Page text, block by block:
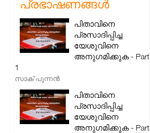
പ്രഭാഷണങ്ങൾ
പിതാവിനെ
പ്രസാദിപ്പിച്ച
യേശുവിനെ
അനുഗമിക്കുക - Part
1
സാക് പുന്നൻ
പിതാവിനെ
പ്രസാദിപ്പിച്ച
യേശുവിനെ
അനുഗമിക്കുക - Part